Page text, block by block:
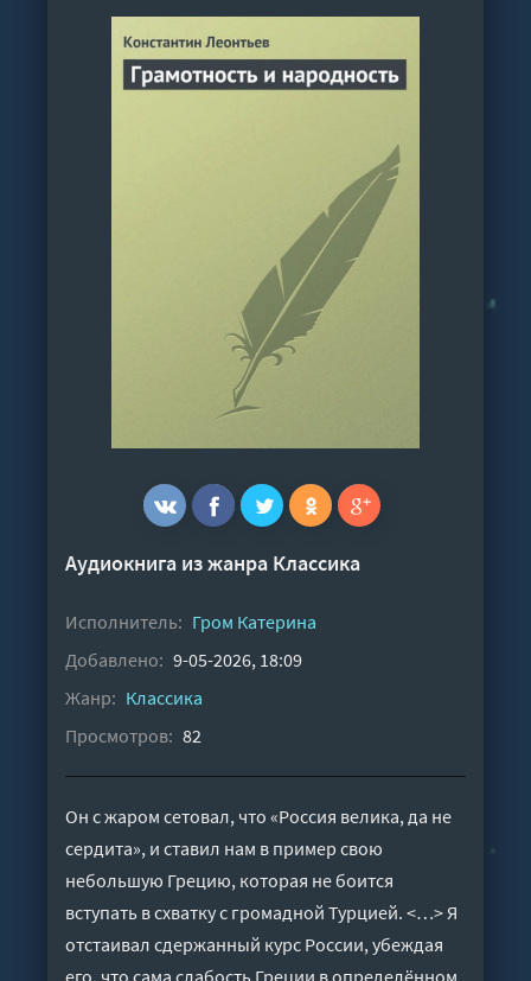
АУДИОКНИГЕ
Аудиокнига из жанра Классика
Исполнитель: Гром Катерина
Добавлено: 9-05-2026, 18:09
Жанр: Классика
Просмотров: 82
Он с жаром сетовал, что «Россия велика, да не
сердита», и ставил нам в пример свою
небольшую Грецию, которая не боится
вступать в схватку с громадной Турцией. <…> Я
отстаивал сдержанный курс России, убеждая
его, что сама слабость Греции в определённом